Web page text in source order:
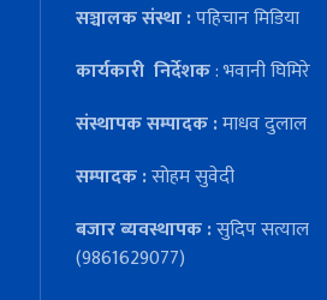
सञ्चालक संस्था :पहिचान मिडिया
कार्यकारी निर्देशक: भवानी घिमिरे
संस्थापक सम्पादक :माधव दुलाल
सम्पादक :सोहम सुवेदी
बजार ब्यवस्थापक :सुदिप सत्याल
(9861629077)